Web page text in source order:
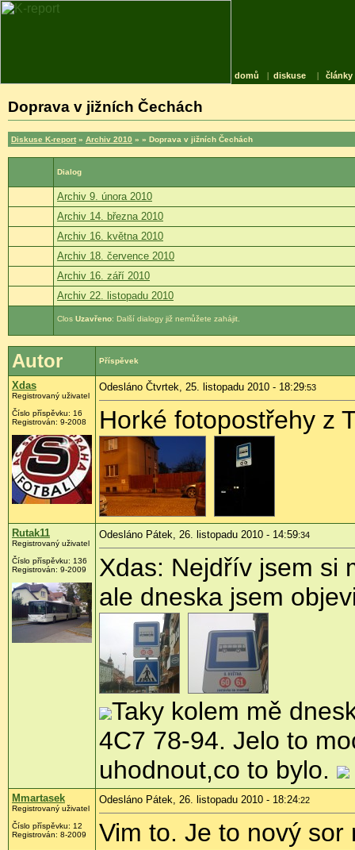
domů | diskuse | články
Doprava v jižních Čechách
Diskuse K-report » Archiv 2010 » » Doprava v jižních Čechách
Dialog
Archiv 9. února 2010
Archiv 14. března 2010
Archiv 16. května 2010
Archiv 18. července 2010
Archiv 16. září 2010
Archiv 22. listopadu 2010
Uzavřeno: Další dialogy již nemůžete zahájit.
Autor Příspěvek
Xdas
Registrovaný uživatel
Číslo příspěvku: 16
Registrován: 9-2008
Odesláno Čtvrtek, 25. listopadu 2010 - 18:29:53
Horké fotopostřehy z
Rutak11
Registrovaný uživatel
Číslo příspěvku: 136
Registrován: 9-2009
Odesláno Pátek, 26. listopadu 2010 - 14:59:34
Xdas: Nejdřív jsem si
ale dneska jsem
Taky kolem mě
4C7 78-94. Jelo to
uhodnout,co to bylo.
Mmartasek
Registrovaný uživatel
Číslo příspěvku: 12
Registrován: 8-2009
Odesláno Pátek, 26. listopadu 2010 - 18:24:22
Vim to. Je to nový